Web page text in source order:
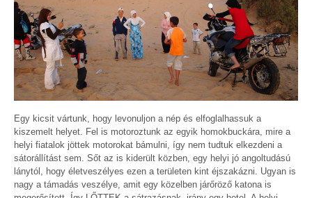
Egy kicsit vártunk, hogy levonuljon a nép és elfoglalhassuk a
kiszemelt helyet. Fel is motoroztunk az egyik homokbuckára, mire a
helyi fiatalok jöttek motorokat bámulni, így nem tudtuk elkezdeni a
sátorállítást sem. Sőt az is kiderült közben, egy helyi jó angoltudású
lánytól, hogy életveszélyes ezen a területen kint éjszakázni. Ugyan is
nagy a támadás veszélye, amit egy közelben járőröző katona is